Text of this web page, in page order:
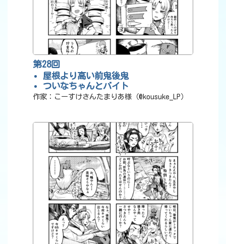
第28回
屋根より高い前鬼後鬼
ついなちゃんとバイト
作家：こーすけさんたまりあ様（@kousuke_LP）